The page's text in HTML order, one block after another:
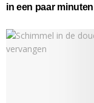
in een paar